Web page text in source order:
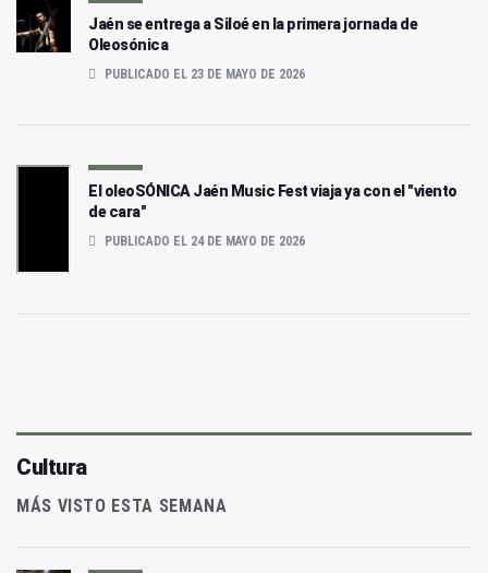
Jaén se entrega a Siloé en la primera jornada de
Oleosónica
PUBLICADO EL 23 DE MAYO DE 2026
El oleoSÓNICA Jaén Music Fest viaja ya con el "viento
de cara"
PUBLICADO EL 24 DE MAYO DE 2026
Cultura
MÁS VISTO ESTA SEMANA